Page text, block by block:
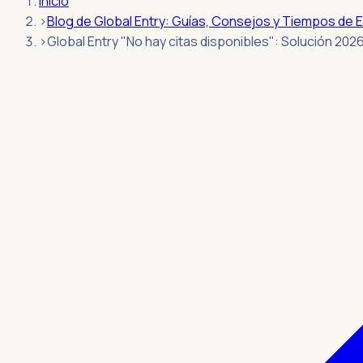
›Blog de Global Entry: Guías, Consejos y Tiempos de
›Global Entry "No hay citas disponibles": Solución 2026